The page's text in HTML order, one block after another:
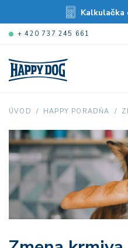
Kalkulačka
+ 420 737 245 661
ÚVOD HAPPY PORADŇA